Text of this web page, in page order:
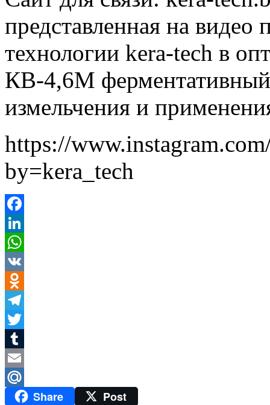
представленная на видео
технологии kera-tech в
КВ-4,6М ферментативный
измельчения и
https://
by=kera_tech
Facebook
LinkedIn
WhatsApp
VK
Odnoklassniki
Telegram
Twitter
Tumblr
Email
Mail.RuShare Post